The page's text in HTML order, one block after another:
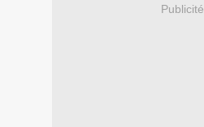
Publicité